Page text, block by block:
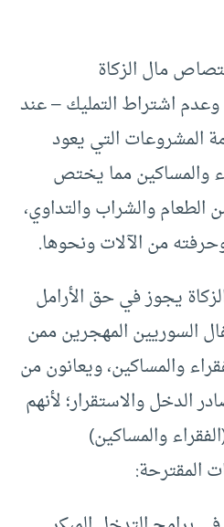
مال الزكاة
اشتراط التمليك – عند
المشروعات التي يعود
والمساكين مما يختص
والشراب والتداوي،
من الآلات ونحوها.
يجوز في حق الأرامل
السوريين المهجرين ممن
والمساكين، ويعانون من
الدخل والاستقرار؛ لأنهم
والمساكين)
المقترحة: